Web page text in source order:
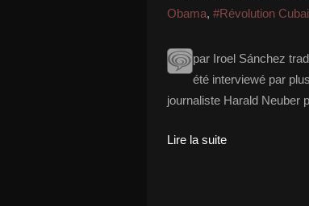
Obama, #Révolution
par Iroel Sánchez
été interviewé par
journaliste Harald Neuber
Lire la suite